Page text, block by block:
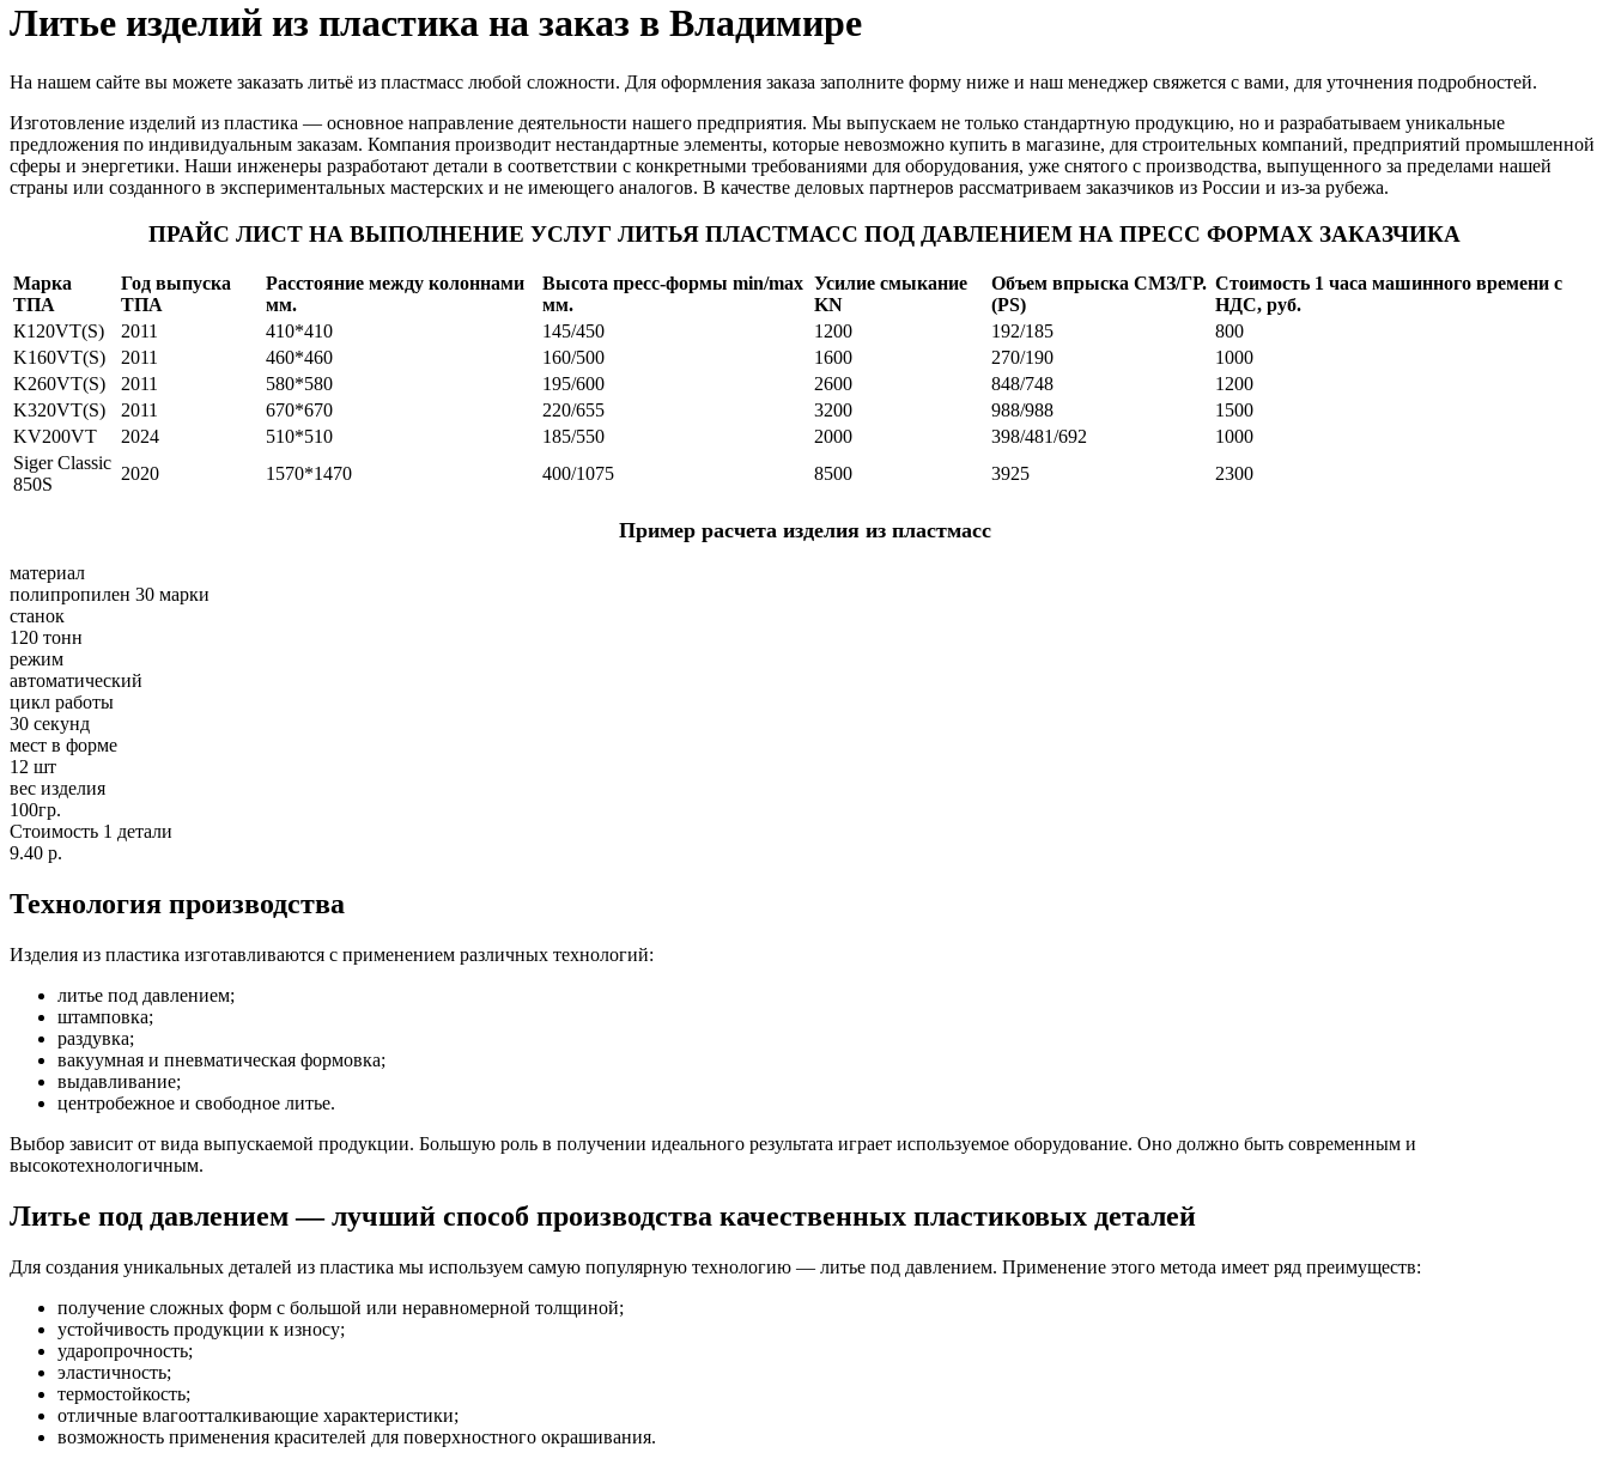
Литье изделий из пластика на заказ в Владимире
На нашем сайте вы можете заказать литьё из пластмасс любой сложности. Для оформления заказа заполните форму ниже и наш менеджер свяжется с вами, для уточнения подробностей.
Изготовление изделий из пластика — основное направление деятельности нашего предприятия. Мы выпускаем не только стандартную продукцию, но и разрабатываем уникальные
предложения по индивидуальным заказам. Компания производит нестандартные элементы, которые невозможно купить в магазине, для строительных компаний, предприятий промышленной
сферы и энергетики. Наши инженеры разработают детали в соответствии с конкретными требованиями для оборудования, уже снятого с производства, выпущенного за пределами нашей
страны или созданного в экспериментальных мастерских и не имеющего аналогов. В качестве деловых партнеров рассматриваем заказчиков из России и из-за рубежа.
ПРАЙС ЛИСТ НА ВЫПОЛНЕНИЕ УСЛУГ ЛИТЬЯ ПЛАСТМАСС ПОД ДАВЛЕНИЕМ НА ПРЕСС ФОРМАХ ЗАКАЗЧИКА
Марка
ТПА
Год выпуска
ТПА
Расстояние между колоннами
мм.
Высота пресс-формы min/max
мм.
Усилие смыкание
KN
Объем впрыска СМЗ/ГР.
(PS)
Стоимость 1 часа машинного времени с
НДС, руб.
К120VT(S)
2011 410*410 145/450 1200 192/185
800
K160VT(S)
2011 460*460 160/500 1600 270/190
1000
K260VT(S)
2011 580*580 195/600 2600 848/748
1200
K320VT(S)
2011 670*670 220/655 3200 988/988
1500
KV200VT
2024 510*510 185/550 2000 398/481/692
1000
Siger Classic
850S
2020 1570*1470 400/1075 8500 3925 2300
Пример расчета изделия из пластмасс
материал
полипропилен 30 марки
станок
120 тонн
режим
автоматический
цикл работы
30 секунд
мест в форме
12 шт
вес изделия
100гр.
Стоимость 1 детали
9.40 р.
Технология производства
Изделия из пластика изготавливаются с применением различных технологий:
литье под давлением;
штамповка;
раздувка;
вакуумная и пневматическая формовка;
выдавливание;
центробежное и свободное литье.
Выбор зависит от вида выпускаемой продукции. Большую роль в получении идеального результата играет используемое оборудование. Оно должно быть современным и
высокотехнологичным.
Литье под давлением — лучший способ производства качественных пластиковых деталей
Для создания уникальных деталей из пластика мы используем самую популярную технологию — литье под давлением. Применение этого метода имеет ряд преимуществ:
получение сложных форм с большой или неравномерной толщиной;
устойчивость продукции к износу;
ударопрочность;
эластичность;
термостойкость;
отличные влагоотталкивающие характеристики;
возможность применения красителей для поверхностного окрашивания.